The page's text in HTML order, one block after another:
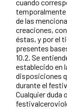
cuando
de las
creaciones,
éstas, y por el
presentes
10.2. Se
establecido en
disposiciones
durante el
Cualquier duda